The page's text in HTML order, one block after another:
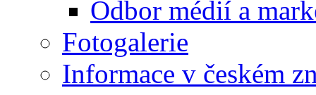
Odbor médií a
Fotogalerie
Informace v českém